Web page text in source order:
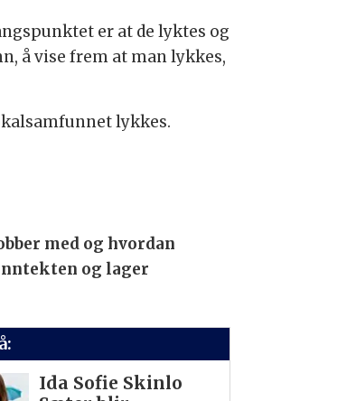
er at de lyktes og
å vise frem at man lykkes,
lykkes.
med og hvordan
og lager
Ida Sofie Skinlo